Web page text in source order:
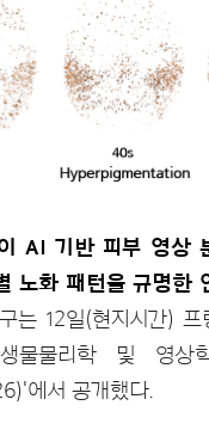
AI 기반 피부 영상
노화 패턴을 규명한
는 12일(현지시간) 프
물물리학 및 영상
에서 공개했다.